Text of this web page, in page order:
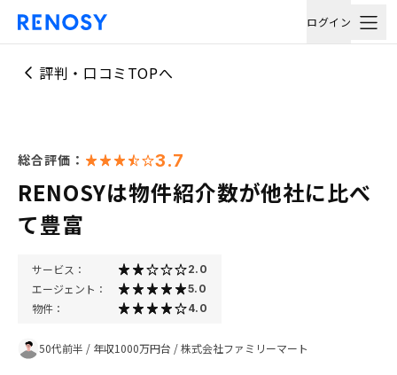
ログイン
評判・口コミTOPへ
総合評価： 3.7
RENOSYは物件紹介数が他社に比べ
て豊富
サービス： 2.0
エージェント： 5.0
物件： 4.0
50代前半 / 年収1000万円台 /株式会社ファミリーマート